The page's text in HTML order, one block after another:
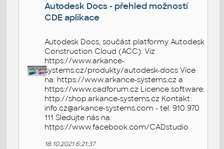
Autodesk Docs - přehled možností
CDE aplikace
Autodesk Docs, součást platformy Autodesk
Construction Cloud (ACC). Viz
https://www.arkance-
systems.cz/produkty/autodesk-docs Více
na: https://www.arkance-systems.cz a
https://www.cadforum.cz Licence software:
http://shop.arkance-systems.cz Kontakt:
info.cz@arkance-systems.com - tel. 910 970
111 Sledujte nás na:
https://www.facebook.com/CADstudio
18.10.2021 6:21:37